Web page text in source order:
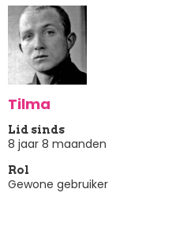
Tilma
Lid sinds
8 jaar 8 maanden
Rol
Gewone gebruiker